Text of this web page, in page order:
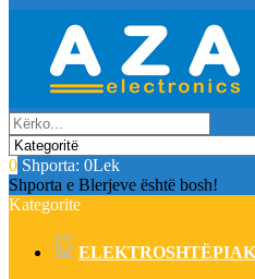
0 Shporta: 0Lek
Shporta e Blerjeve është bosh!
Kategorite